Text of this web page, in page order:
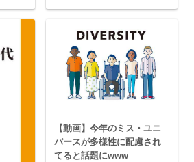
【動画】今年のミス・ユニ
バースが多様性に配慮され
てると話題にwww